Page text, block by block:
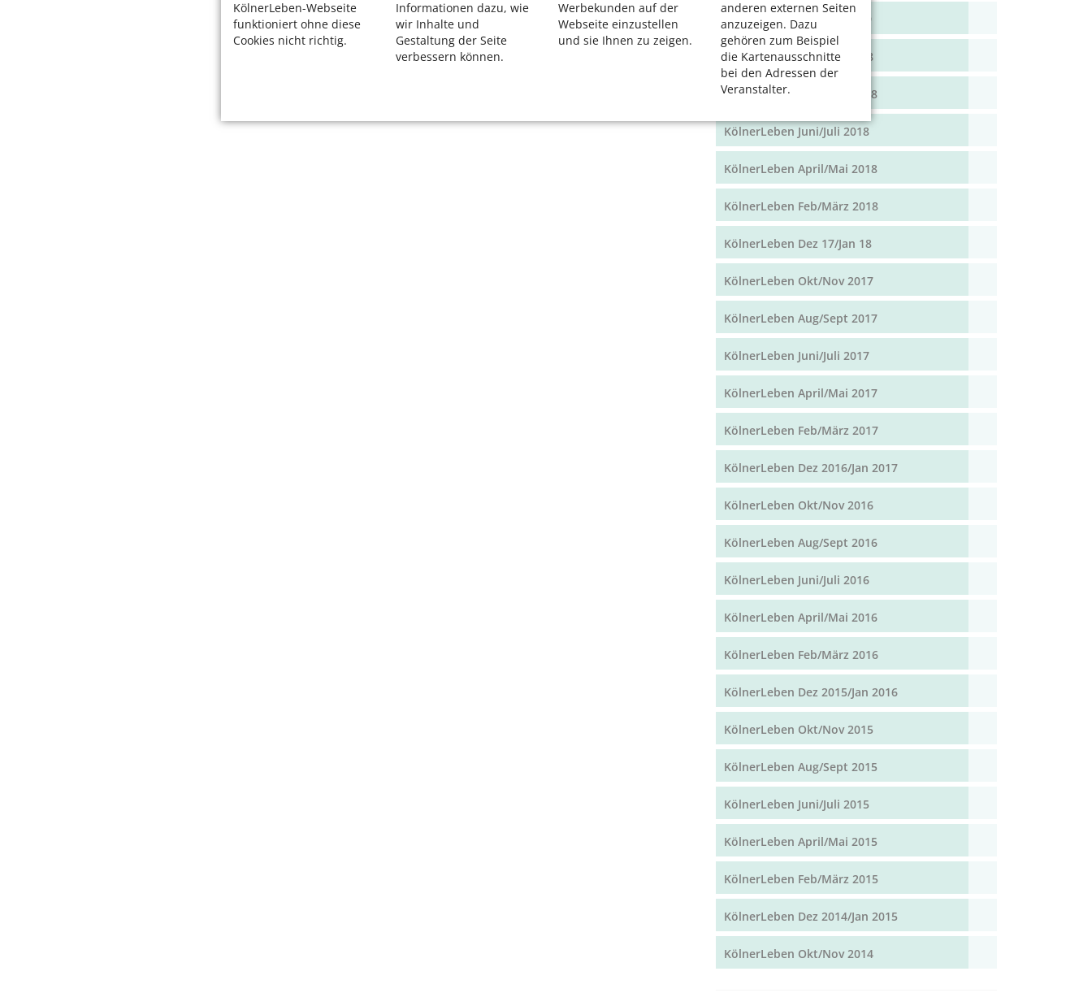
KölnerLeben-Webseite
funktioniert ohne diese
Cookies nicht richtig.
Informationen dazu, wie
wir Inhalte und
Gestaltung der Seite
verbessern können.
Werbekunden auf der
Webseite einzustellen
und sie Ihnen zu zeigen.
anderen externen Seiten
anzuzeigen. Dazu
gehören zum Beispiel
die Kartenausschnitte
bei den Adressen der
Veranstalter.
KölnerLeben Dez 18/Jan 19
KölnerLeben Okt/Nov 2018
KölnerLeben Aug/Sept 2018
KölnerLeben Juni/Juli 2018
KölnerLeben April/Mai 2018
KölnerLeben Feb/März 2018
KölnerLeben Dez 17/Jan 18
KölnerLeben Okt/Nov 2017
KölnerLeben Aug/Sept 2017
KölnerLeben Juni/Juli 2017
KölnerLeben April/Mai 2017
KölnerLeben Feb/März 2017
KölnerLeben Dez 2016/Jan 2017
KölnerLeben Okt/Nov 2016
KölnerLeben Aug/Sept 2016
KölnerLeben Juni/Juli 2016
KölnerLeben April/Mai 2016
KölnerLeben Feb/März 2016
KölnerLeben Dez 2015/Jan 2016
KölnerLeben Okt/Nov 2015
KölnerLeben Aug/Sept 2015
KölnerLeben Juni/Juli 2015
KölnerLeben April/Mai 2015
KölnerLeben Feb/März 2015
KölnerLeben Dez 2014/Jan 2015
KölnerLeben Okt/Nov 2014